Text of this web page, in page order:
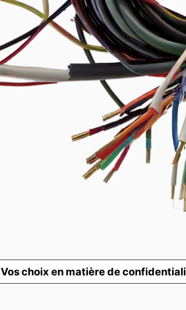
Vos choix en matière de